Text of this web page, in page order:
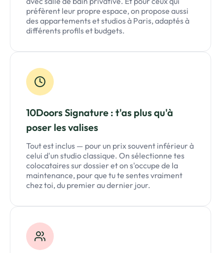
préfèrent leur propre espace, on propose aussi
des appartements et studios à Paris, adaptés à
différents profils et budgets.
10Doors Signature : t'as plus qu'à
poser les valises
Tout est inclus — pour un prix souvent inférieur à
celui d'un studio classique. On sélectionne tes
colocataires sur dossier et on s'occupe de la
maintenance, pour que tu te sentes vraiment
chez toi, du premier au dernier jour.